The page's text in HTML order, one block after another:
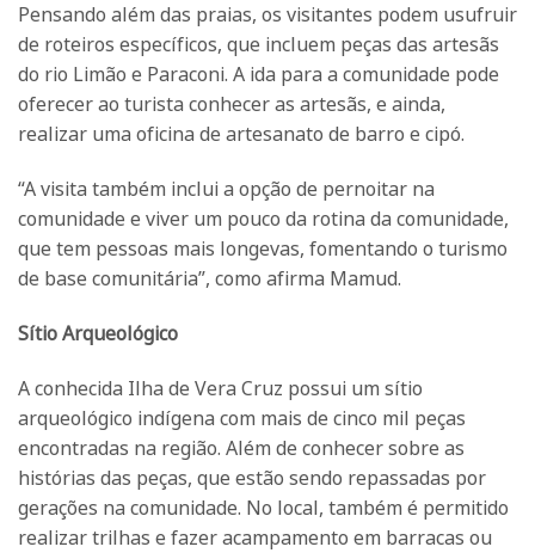
Pensando além das praias, os visitantes podem usufruir
de roteiros específicos, que incluem peças das artesãs
do rio Limão e Paraconi. A ida para a comunidade pode
oferecer ao turista conhecer as artesãs, e ainda,
realizar uma oficina de artesanato de barro e cipó.
“A visita também inclui a opção de pernoitar na
comunidade e viver um pouco da rotina da comunidade,
que tem pessoas mais longevas, fomentando o turismo
de base comunitária”, como afirma Mamud.
Sítio Arqueológico
A conhecida Ilha de Vera Cruz possui um sítio
arqueológico indígena com mais de cinco mil peças
encontradas na região. Além de conhecer sobre as
histórias das peças, que estão sendo repassadas por
gerações na comunidade. No local, também é permitido
realizar trilhas e fazer acampamento em barracas ou